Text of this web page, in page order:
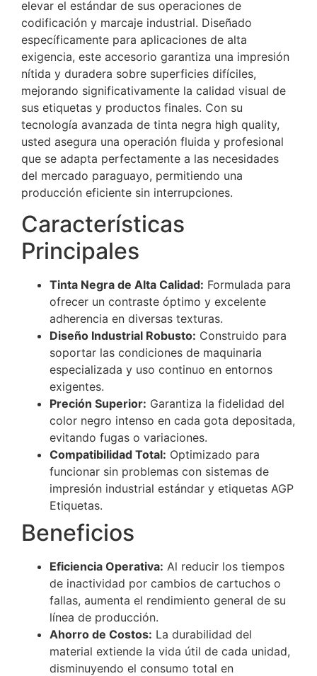
elevar el estándar de sus operaciones de
codificación y marcaje industrial. Diseñado
específicamente para aplicaciones de alta
exigencia, este accesorio garantiza una impresión
nítida y duradera sobre superficies difíciles,
mejorando significativamente la calidad visual de
sus etiquetas y productos finales. Con su
tecnología avanzada de tinta negra high quality,
usted asegura una operación fluida y profesional
que se adapta perfectamente a las necesidades
del mercado paraguayo, permitiendo una
producción eficiente sin interrupciones.
Características
Principales
Tinta Negra de Alta Calidad: Formulada para
ofrecer un contraste óptimo y excelente
adherencia en diversas texturas.
Diseño Industrial Robusto: Construido para
soportar las condiciones de maquinaria
especializada y uso continuo en entornos
exigentes.
Preción Superior: Garantiza la fidelidad del
color negro intenso en cada gota depositada,
evitando fugas o variaciones.
Compatibilidad Total: Optimizado para
funcionar sin problemas con sistemas de
impresión industrial estándar y etiquetas AGP
Etiquetas.
Beneficios
Eficiencia Operativa: Al reducir los tiempos
de inactividad por cambios de cartuchos o
fallas, aumenta el rendimiento general de su
línea de producción.
Ahorro de Costos: La durabilidad del
material extiende la vida útil de cada unidad,
disminuyendo el consumo total en